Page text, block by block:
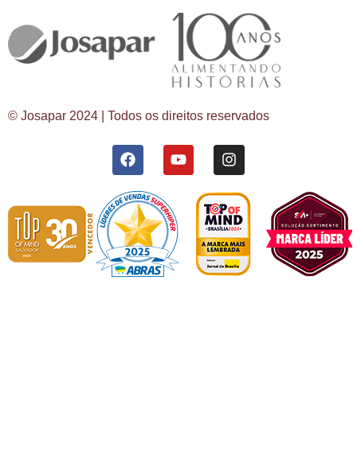
© Josapar 2024 | Todos os direitos reservados